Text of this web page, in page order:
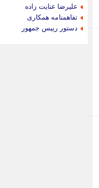
علیرضا عنایت زاده
تفاهمنامه همکاری
دستور رییس جمهور